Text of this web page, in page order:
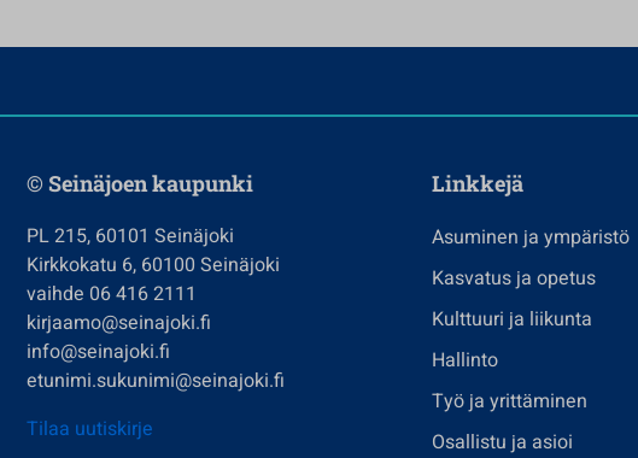
© Seinäjoen kaupunki
PL 215, 60101 Seinäjoki
Kirkkokatu 6, 60100 Seinäjoki
vaihde 06 416 2111
kirjaamo@seinajoki.fi
info@seinajoki.fi
etunimi.sukunimi@seinajoki.fi
Tilaa uutiskirje
Linkkejä
Asuminen ja ympäristö
Kasvatus ja opetus
Kulttuuri ja liikunta
Hallinto
Työ ja yrittäminen
Osallistu ja asioi